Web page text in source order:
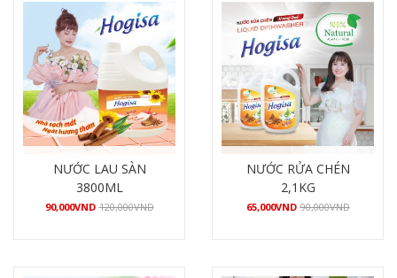
NƯỚC LAU SÀN
3800ML
90,000VND 120,000VND
NƯỚC RỬA CHÉN
2,1KG
65,000VND 90,000VND